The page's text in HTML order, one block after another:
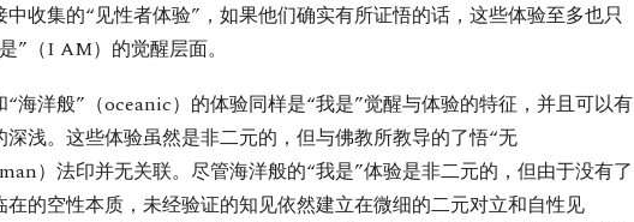
中收集的“见性者体验”，如果他们确实有所证悟的话，这些体验至多也只
”（I AM）的觉醒层面。
“海洋般”（oceanic）的体验同样是“我是”觉醒与体验的特征，并且可以有
深浅。这些体验虽然是非二元的，但与佛教所教导的了悟“无
）法印并无关联。尽管海洋般的“我是”体验是非二元的，但由于没有了
在的空性本质，未经验证的知见依然建立在微细的二元对立和自性见